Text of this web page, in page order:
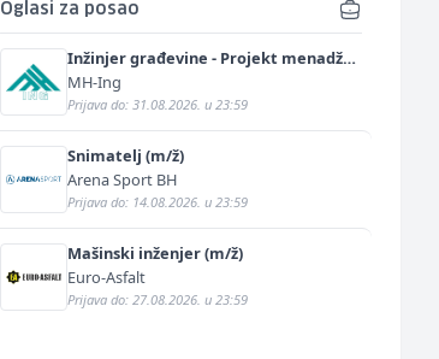
Oglasi za posao
Inžinjer građevine - Projekt menadžer
(m/ž)
MH-Ing
Prijava do: 31.08.2026. u 23:59
Snimatelj (m/ž)
Arena Sport BH
Prijava do: 14.08.2026. u 23:59
Mašinski inženjer (m/ž)
Euro-Asfalt
Prijava do: 27.08.2026. u 23:59